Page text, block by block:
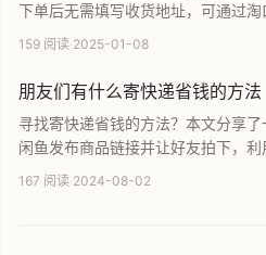
下单后无需填写收货地址，可通过
友，由收货人自行填写地址领取。
体验和购物选择。
159 阅读·2025-01-08
朋友们有什么寄快递省钱的方法
寻找寄快递省钱的方法？本文分享
闲鱼发布商品链接并让好友拍下，
货。中通、圆通等普通快递仅需5元
167 阅读·2024-08-02